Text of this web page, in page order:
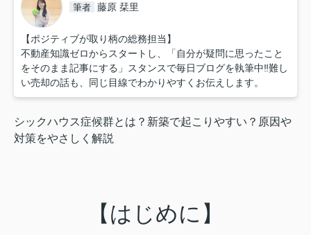
筆者 藤原 栞里
【ポジティブが取り柄の総務担当】
不動産知識ゼロからスタートし、「自分が疑問に思ったこと
をそのまま記事にする」スタンスで毎日ブログを執筆中‼︎難し
い売却の話も、同じ目線でわかりやすくお伝えします。
シックハウス症候群とは？新築で起こりやすい？原因や
対策をやさしく解説
【はじめに】